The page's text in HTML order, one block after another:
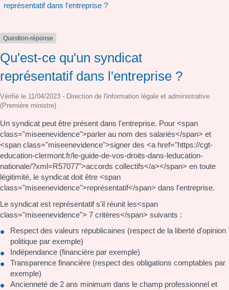
représentatif dans l'entreprise ?
Question-réponse
Qu'est-ce qu'un syndicat
représentatif dans l'entreprise ?
Vérifié le 11/04/2023 - Direction de l'information légale et administrative
(Première ministre)
Un syndicat peut être présent dans l'entreprise. Pour <span
class="miseenevidence">parler au nom des salariés</span> et
<span class="miseenevidence">signer des <a href="https://cgt-
education-clermont.fr/le-guide-de-vos-droits-dans-leducation-
nationale/?xml=R57077">accords collectifs</a></span> en toute
légitimité, le syndicat doit être <span
class="miseenevidence">représentatif</span> dans l'entreprise.
Le syndicat est représentatif s'il réunit les<span
class="miseenevidence"> 7 critères</span> suivants :
Respect des valeurs républicaines (respect de la liberté d'opinion
politique par exemple)
Indépendance (financière par exemple)
Transparence financière (respect des obligations comptables par
exemple)
Ancienneté de 2 ans minimum dans le champ professionnel et